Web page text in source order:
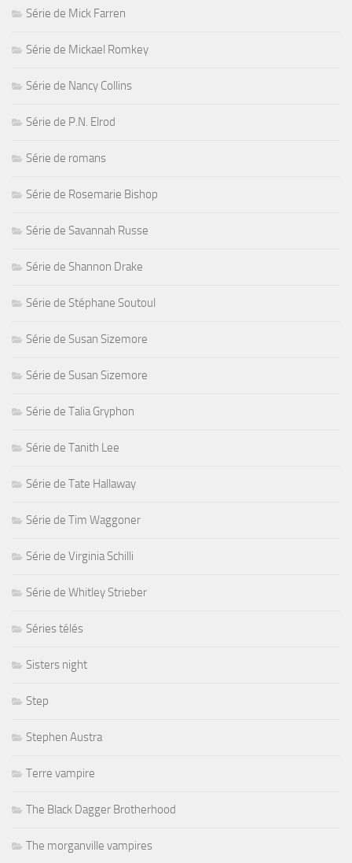
Série de Mick Farren
Série de Mickael Romkey
Série de Nancy Collins
Série de P.N. Elrod
Série de romans
Série de Rosemarie Bishop
Série de Savannah Russe
Série de Shannon Drake
Série de Stéphane Soutoul
Série de Susan Sizemore
Série de Susan Sizemore
Série de Talia Gryphon
Série de Tanith Lee
Série de Tate Hallaway
Série de Tim Waggoner
Série de Virginia Schilli
Série de Whitley Strieber
Séries télés
Sisters night
Step
Stephen Austra
Terre vampire
The Black Dagger Brotherhood
The morganville vampires